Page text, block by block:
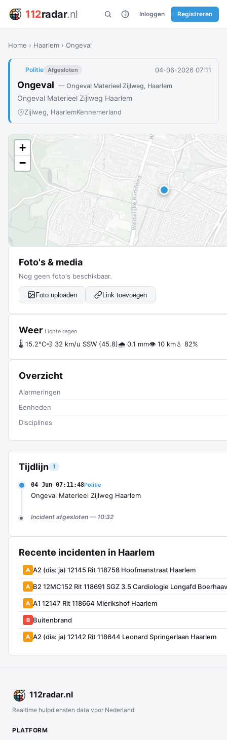
112radar.nl Inloggen Registreren
Home › Haarlem › Ongeval
Politie Afgesloten 04-06-2026 07:11
Ongeval — Ongeval Materieel Zijlweg, Haarlem
Ongeval Materieel Zijlweg Haarlem
Zijlweg, HaarlemKennemerland
Tijdlijn 1
04 Jun 07:11:48Politie
Ongeval Materieel Zijlweg Haarlem
Incident afgesloten — 10:32
Recente incidenten in Haarlem
A A2 (dia: ja) 12145 Rit 118758 Hoofmanstraat Haarlem
A B2 12MC152 Rit 118691 SGZ 3.5 Cardiologie Longafd
A A1 12147 Rit 118664 Mierikshof Haarlem
B Buitenbrand
A A2 (dia: ja) 12142 Rit 118644 Leonard Springerlaan Haarlem
+
−
Foto's & media
Nog geen foto's beschikbaar.
Foto uploaden Link toevoegen
Weer Lichte regen
🌡 15.2°C💨 32 km/u SSW (45.8)🌧 0.1 mm👁 10 km💧 82%
Overzicht
Alarmeringen
Eenheden
Disciplines
112radar.nl
Realtime hulpdiensten data voor Nederland
PLATFORM